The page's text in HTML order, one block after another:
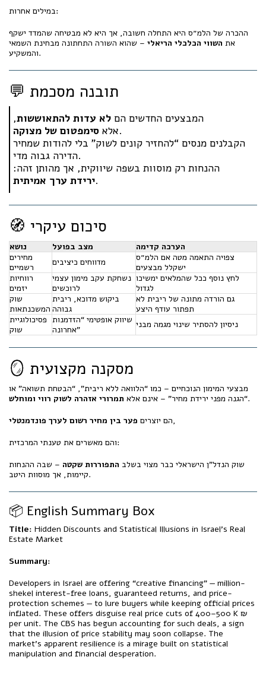
במילים אחרות:
ההכרה של הלמ״ס היא התחלה חשובה, אך היא לא מבטיחה שהמדד ישקף
את השווי הכלכלי הריאלי – שהוא השורה התחתונה מבחינת השמאי
והמשקיע.
💬 תובנה מסכמת
המבצעים החדשים הם לא עדות להתאוששות,
אלא סימפטום של מצוקה
.
הקבלנים מנסים “להחזיר קונים לשוק” בלי להודות שמחיר
הדירה גבוה מדי.
ההנחות רק מוסוות בשפה שיווקית, אך מהותן זהה:
ירידת ערך אמיתית.
🧭 סיכום עיקרי
נושא מצב בפועל
הערכה קדימה
מחירים
רשמיים
מדווחים כיציבים
צפויה התאמה מטה אם הלמ״ס
ישקלל מבצעים
רווחיות
יזמים
נשחקת עקב מימון עצמי
לרוכשים
לחץ נוסף ככל שהמלאים ימשיכו
לגדול
שוק
המשכנתאות
ביקוש מדוכא, ריבית
גבוהה
גם הורדה מתונה של ריבית לא
תפתור עודף היצע
פסיכולוגיית
שוק
שיווק אופטימי “הזדמנות
אחרונה”
ניסיון להסתיר שינוי מגמה מבני
🪞 מסקנה מקצועית
מבצעי המימון הנוכחיים – כמו “הלוואה ללא ריבית”, “הבטחת תשואה” או
“הגנה מפני ירידת מחיר” – אינם אלא תמרורי אזהרה לשוק רווי ומוחלש
.
הם יוצרים פער בין מחיר רשום לערך פונדמנטלי
,
והם מאשרים את טענתי המרכזית:
שוק הנדל"ן הישראלי כבר מצוי בשלב התפוררות שקטה – שבה ההנחות
קיימות, אך מוסוות היטב.
📦 English Summary Box
Title: Hidden Discounts and Statistical Illusions in Israel’s Real
Estate Market
Summary:
Developers in Israel are offering “creative financing” — million-
shekel interest-free loans, guaranteed returns, and price-
protection schemes — to lure buyers while keeping official prices
inflated. These offers disguise real price cuts of 400–500 K ₪
per unit. The CBS has begun accounting for such deals, a sign
that the illusion of price stability may soon collapse. The
market’s apparent resilience is a mirage built on statistical
manipulation and financial desperation.